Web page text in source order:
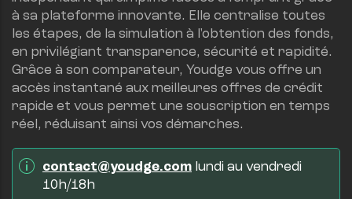
à sa plateforme innovante. Elle centralise toutes
les étapes, de la simulation à l'obtention des fonds,
en privilégiant transparence, sécurité et rapidité.
Grâce à son comparateur, Youdge vous offre un
accès instantané aux meilleures offres de crédit
rapide et vous permet une souscription en temps
réel, réduisant ainsi vos démarches.
contact@youdge.com lundi au vendredi
10h/18h